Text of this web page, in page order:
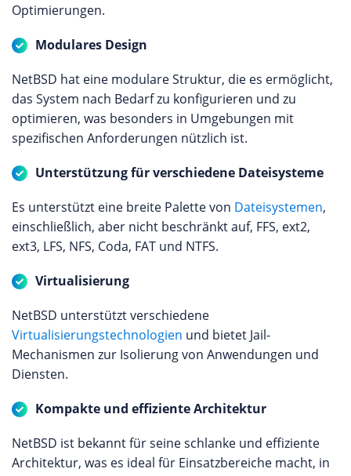
Optimierungen.
Modulares Design
NetBSD hat eine modulare Struktur, die es ermöglicht,
das System nach Bedarf zu konfigurieren und zu
optimieren, was besonders in Umgebungen mit
spezifischen Anforderungen nützlich ist.
Unterstützung für verschiedene Dateisysteme
Es unterstützt eine breite Palette von Dateisystemen,
einschließlich, aber nicht beschränkt auf, FFS, ext2,
ext3, LFS, NFS, Coda, FAT und NTFS.
Virtualisierung
NetBSD unterstützt verschiedene
Virtualisierungstechnologien und bietet Jail-
Mechanismen zur Isolierung von Anwendungen und
Diensten.
Kompakte und effiziente Architektur
NetBSD ist bekannt für seine schlanke und effiziente
Architektur, was es ideal für Einsatzbereiche macht, in